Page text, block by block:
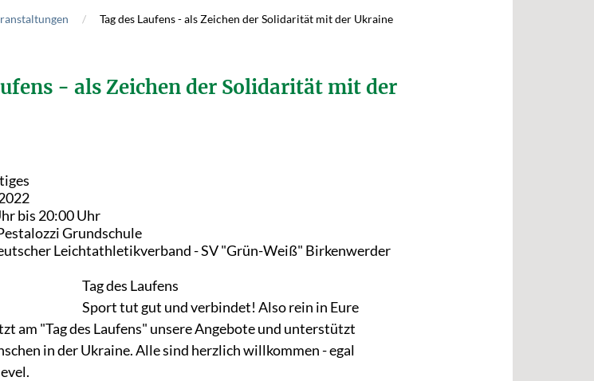
Tag des Laufens - als Zeichen der Solidarität mit der Ukraine
- als Zeichen der Solidarität mit der
bis 20:00 Uhr
Grundschule
Leichtathletikverband - SV "Grün-Weiß" Birkenwerder
Tag des Laufens
Sport tut gut und verbindet! Also rein in Eure
am "Tag des Laufens" unsere Angebote und unterstützt
in der Ukraine. Alle sind herzlich willkommen - egal